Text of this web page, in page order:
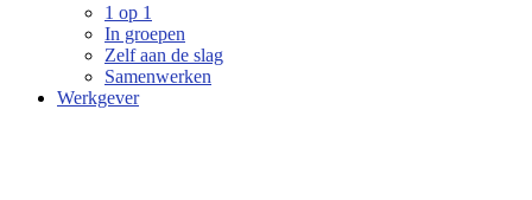
1 op 1
In groepen
Zelf aan de slag
Samenwerken
Werkgever